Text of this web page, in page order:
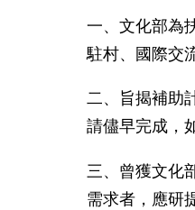
一、文化部為
駐村、國際交
二、旨揭補助
請儘早完成，
三、曾獲文化
需求者，應研